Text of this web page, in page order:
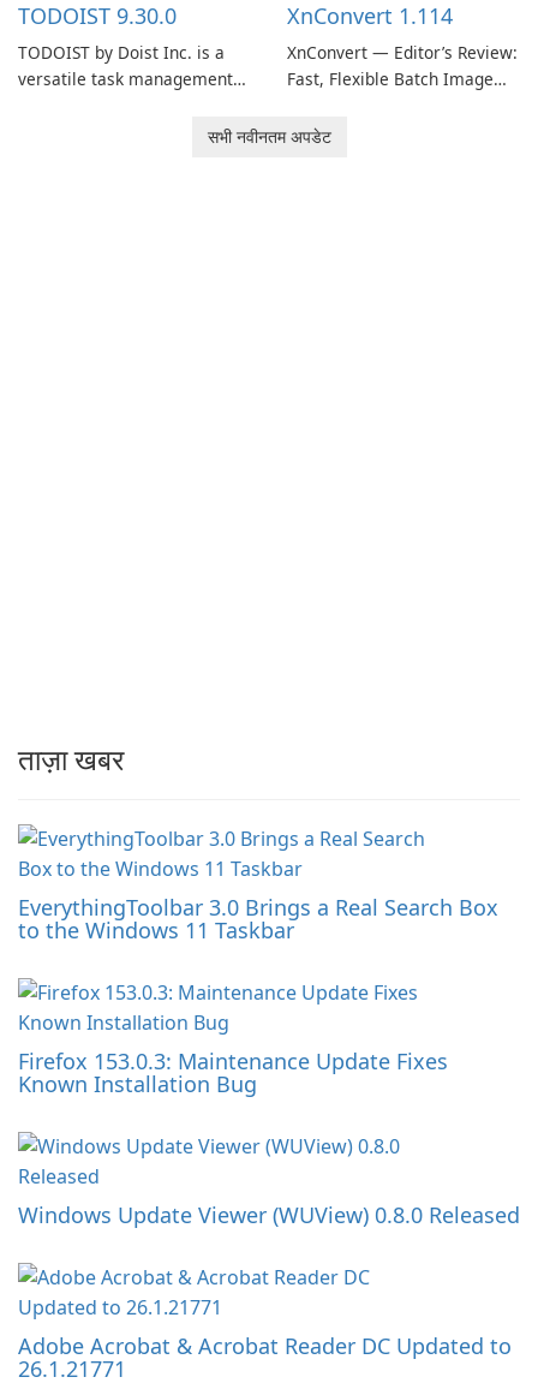
TODOIST 9.30.0
TODOIST by Doist Inc. is a
versatile task management
XnConvert 1.114
XnConvert — Editor’s Review:
Fast, Flexible Batch Image
macOS and Linux XnConvert
सभी नवीनतम अपडेट
ताज़ा खबर
EverythingToolbar 3.0 Brings a Real Search Box
to the Windows 11 Taskbar
Firefox 153.0.3: Maintenance Update Fixes
Known Installation Bug
Windows Update Viewer (WUView) 0.8.0 Released
Adobe Acrobat & Acrobat Reader DC Updated to
26.1.21771